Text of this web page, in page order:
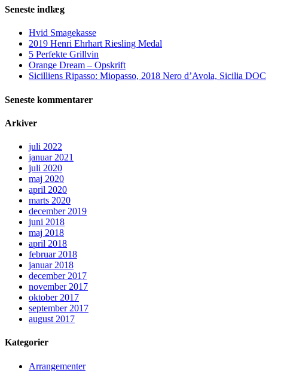
Seneste indlæg
Hvid Smagekasse
2019 Henri Ehrhart Riesling Medal
5 Perfekte Grillvin
Orange Dream – Opskrift
Sicilliens Ripasso: Miopasso, 2018 Nero d’Avola, Sicilia DOC
Seneste kommentarer
Arkiver
juli 2022
januar 2021
juli 2020
maj 2020
april 2020
marts 2020
december 2019
juni 2018
maj 2018
april 2018
februar 2018
januar 2018
december 2017
november 2017
oktober 2017
september 2017
august 2017
Kategorier
Arrangementer